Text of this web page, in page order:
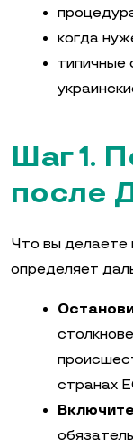
когда
типичные
Шаг 1.
после
Что вы делаете
определяет
странах